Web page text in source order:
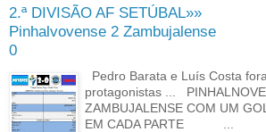
2.ª DIVISÃO AF SETÚBAL»»
Pinhalvovense 2 Zambujalense
0
Pedro Barata e Luís Costa
protagonistas ...
ZAMBUJALENSE COM UM
EM CADA PARTE ...